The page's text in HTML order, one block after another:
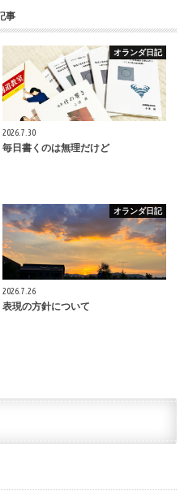
事
オランダ日記
2026.7.30
毎日書くのは無理だけど
オランダ日記
2026.7.26
表現の方針について